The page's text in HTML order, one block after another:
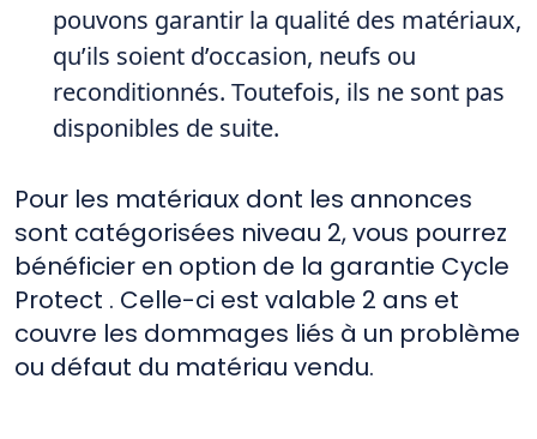
pouvons garantir la qualité des matériaux,
qu’ils soient d’occasion, neufs ou
reconditionnés. Toutefois, ils ne sont pas
disponibles de suite.
Pour les matériaux dont les annonces
sont catégorisées niveau 2, vous pourrez
bénéficier en option de la garantie Cycle
Protect . Celle-ci est valable 2 ans et
couvre les dommages liés à un problème
ou défaut du matériau vendu.